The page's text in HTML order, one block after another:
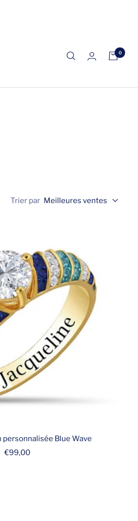
0
Trier par Meilleures ventes
Blue Wave
Prix
€99,00